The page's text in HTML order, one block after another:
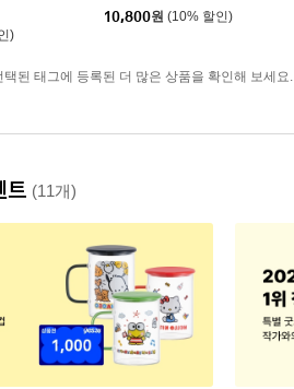
)
10,800원 (10% 할인)
택된 태그에 등록된 더 많은 상품을 확인해 보세요.
트 (11개)